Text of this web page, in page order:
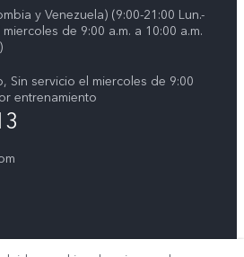
vivo
y Venezuela) (9:00-21:00 Lun.-
de 9:00 a.m. a 10:00 a.m.
Sin servicio el miercoles de 9:00
entrenamiento